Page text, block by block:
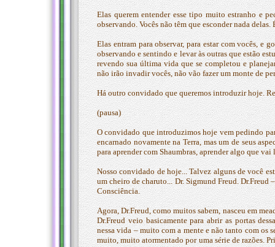
Elas querem entender esse tipo muito estranho e
observando. Vocês não têm que esconder nada
Elas entram para observar, para estar com vocês, e
observando e sentindo e levar às outras que estão
revendo sua última vida que se completou e
não irão invadir vocês, não vão fazer um monte de
Há outro convidado que queremos introduzir hoje.
(pausa)
O convidado que introduzimos hoje vem pedindo
encarnado novamente na Terra, mas um de seus
para aprender com Shaumbras, aprender algo que
Nosso convidado de hoje... Talvez alguns de você
um cheiro de charuto... Dr. Sigmund Freud. Dr.Freud
Consciência.
Agora, Dr.Freud, como muitos sabem, nasceu em
Dr.Freud veio basicamente para abrir as portas
nessa vida – muito com a mente e não tanto com os
muito, muito atormentado por uma série de razões.